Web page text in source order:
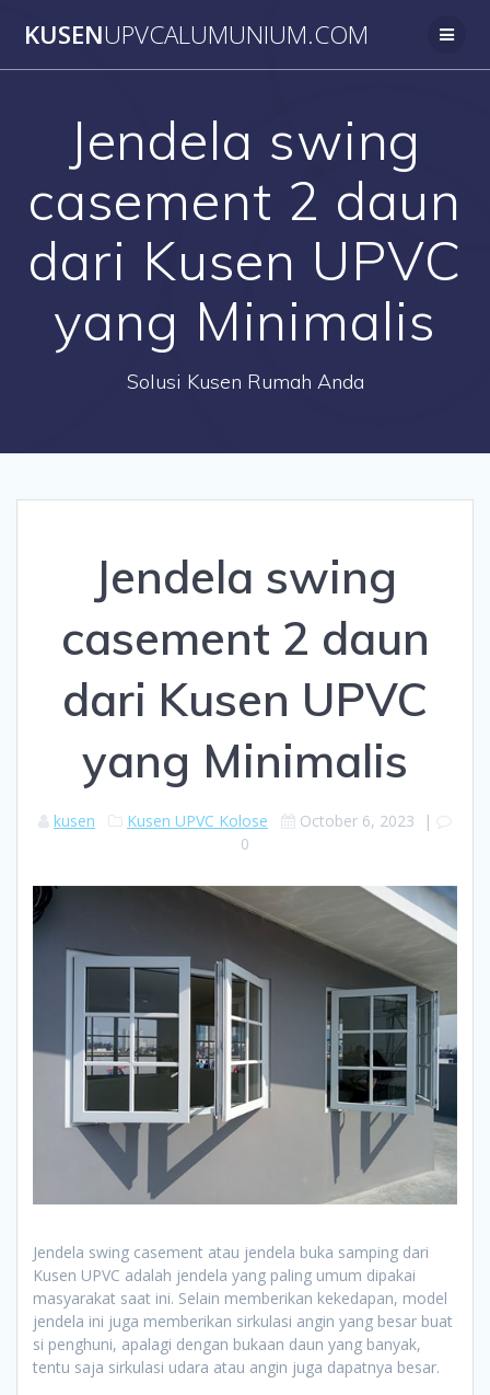
to
KUSENUPVCALUMUNIUM.COM
Jendela swing
casement 2 daun
dari Kusen UPVC
yang Minimalis
Solusi Kusen Rumah Anda
Jendela swing
casement 2 daun
dari Kusen UPVC
yang Minimalis
kusen Kusen UPVC Kolose October 6, 2023 |
0
Jendela swing casement atau jendela buka samping dari
Kusen UPVC adalah jendela yang paling umum dipakai
masyarakat saat ini. Selain memberikan kekedapan, model
jendela ini juga memberikan sirkulasi angin yang besar buat
si penghuni, apalagi dengan bukaan daun yang banyak,
tentu saja sirkulasi udara atau angin juga dapatnya besar.